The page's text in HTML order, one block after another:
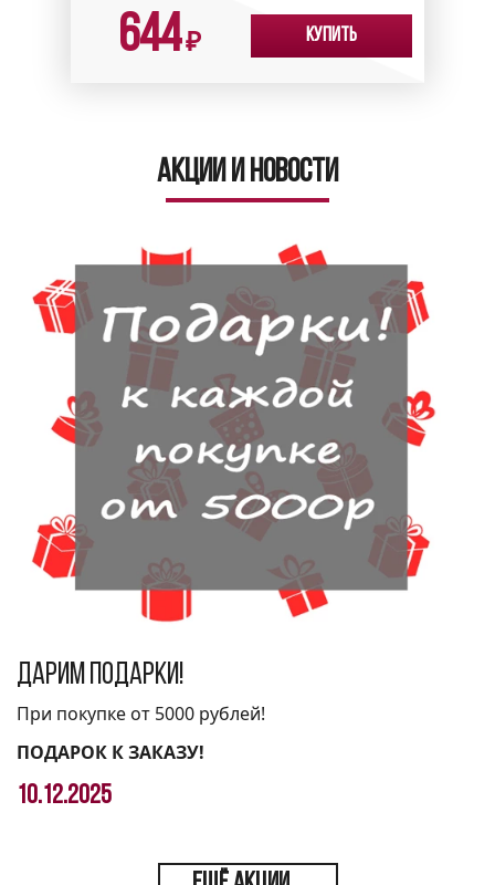
644₽ Купить
Акции и новости
Дарим подарки!
При покупке от 5000 рублей!
ПОДАРОК К ЗАКАЗУ!
10.12.2025